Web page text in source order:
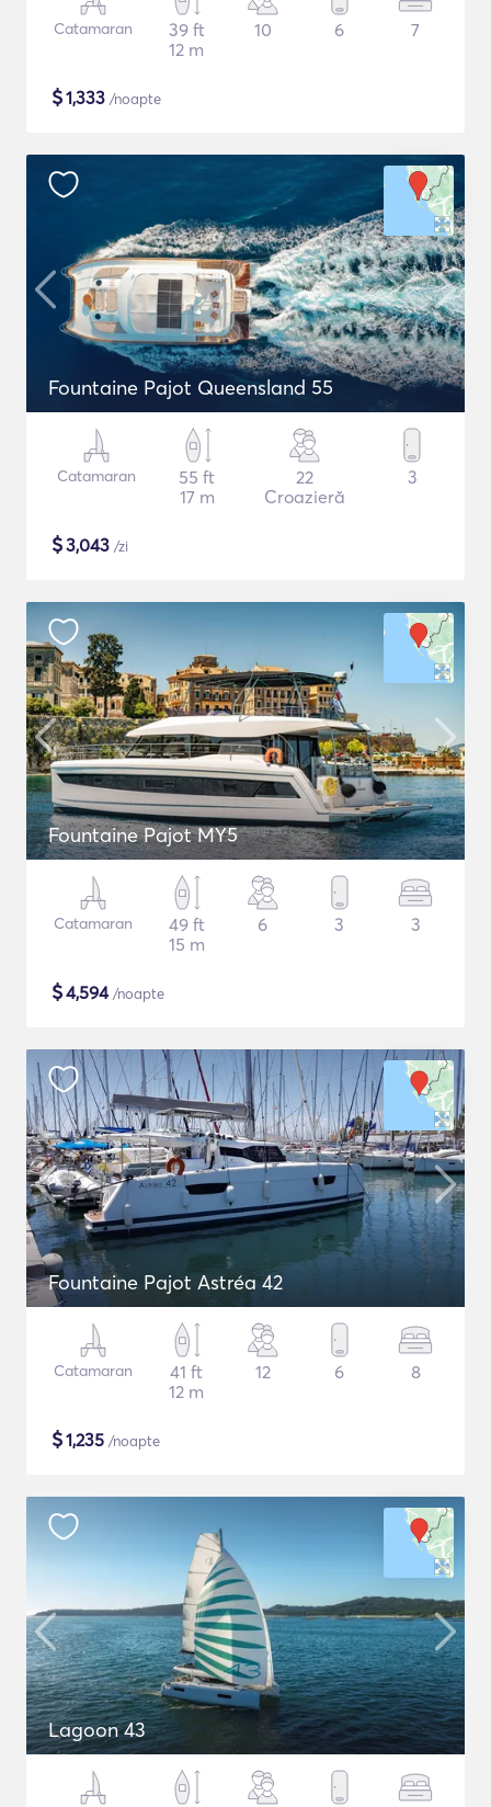
Catamaran
39 ft
12 m
10 6 7
$1,333 /noapte
Fountaine Pajot Queensland 55
Catamaran
55 ft
17 m
22
Croazieră
3
$3,043 /zi
Fountaine Pajot MY5
Catamaran
49 ft
15 m
6 3 3
$4,594/noapte
Fountaine Pajot Astréa 42
Catamaran
41 ft
12 m
12 6 8
$1,235 /noapte
Lagoon 43